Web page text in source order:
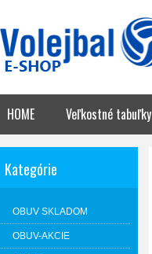
HOME Veľkostné tabuľky
Kategórie
OBUV SKLADOM
OBUV-AKCIE